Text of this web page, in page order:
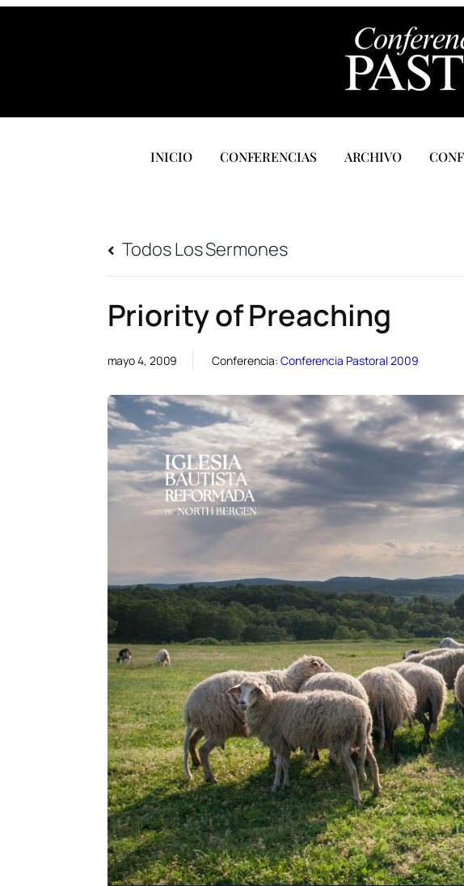
INICIO CONFERENCIAS ARCHIVO
Todos Los Sermones
Priority of Preaching
mayo 4, 2009 Conferencia:Conferencia Pastoral 2009